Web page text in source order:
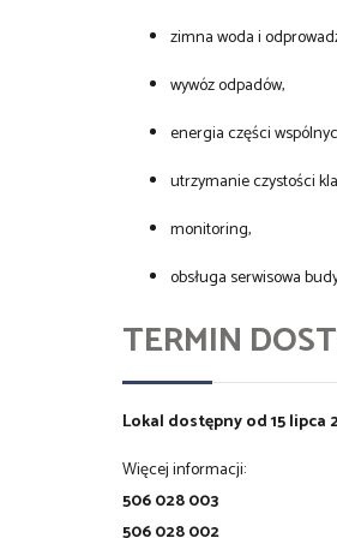
zimna woda i
wywóz odpadów,
energia części
utrzymanie czystości
monitoring,
obsługa serwisowa
TERMIN
Lokal dostępny od 15 lipca
Więcej informacji:
506 028 003
506 028 002